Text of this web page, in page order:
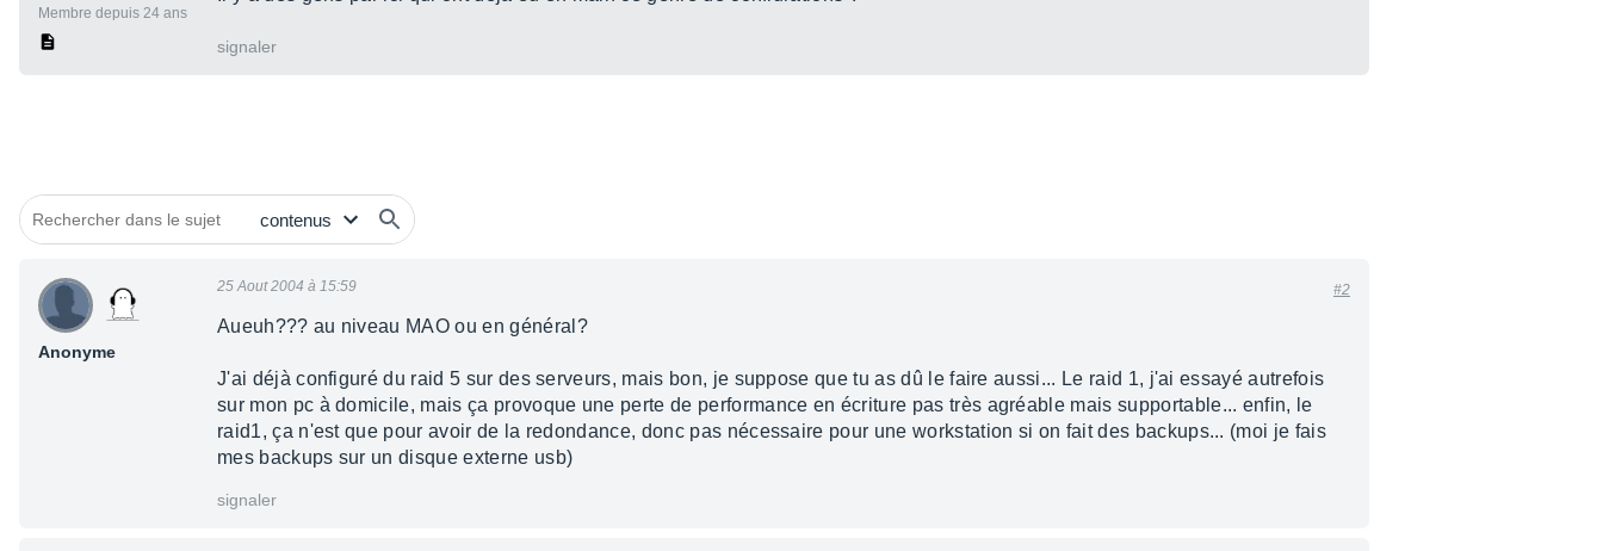
Membre depuis 24 ans
signaler
Anonyme
25 Aout 2004 à 15:59 #2
Aueuh??? au niveau MAO ou en général?
J'ai déjà configuré du raid 5 sur des serveurs, mais bon, je suppose que tu as dû le faire aussi... Le raid 1, j'ai essayé autrefois
sur mon pc à domicile, mais ça provoque une perte de performance en écriture pas très agréable mais supportable... enfin, le
raid1, ça n'est que pour avoir de la redondance, donc pas nécessaire pour une workstation si on fait des backups... (moi je fais
mes backups sur un disque externe usb)
signaler